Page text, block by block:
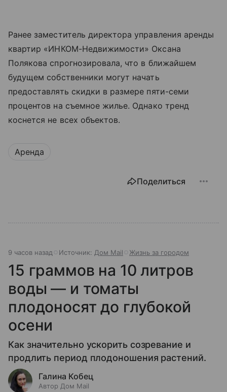
Ранее заместитель директора управления аренды
квартир «ИНКОМ-Недвижимости» Оксана
Полякова спрогнозировала, что в ближайшем
будущем собственники могут начать
предоставлять скидки в размере пяти-семи
процентов на съемное жилье. Однако тренд
коснется не всех объектов.
Аренда
Поделиться
9 часов назад Источник: Дом Mail Жизнь за городом
15 граммов на 10 литров
воды — и томаты
плодоносят до глубокой
осени
Как значительно ускорить созревание и
продлить период плодоношения растений.
Галина Кобец
Автор Дом Mail